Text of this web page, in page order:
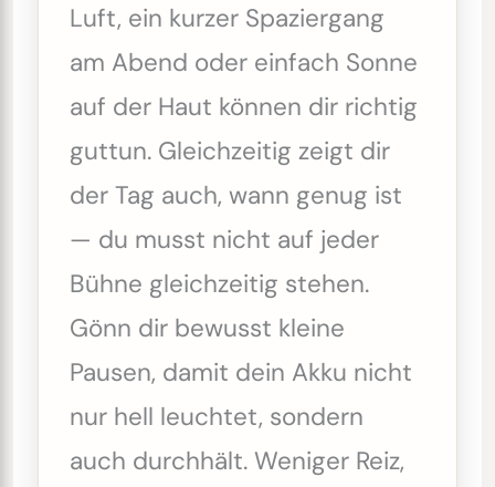
Luft, ein kurzer Spaziergang
am Abend oder einfach Sonne
auf der Haut können dir richtig
guttun. Gleichzeitig zeigt dir
der Tag auch, wann genug ist
— du musst nicht auf jeder
Bühne gleichzeitig stehen.
Gönn dir bewusst kleine
Pausen, damit dein Akku nicht
nur hell leuchtet, sondern
auch durchhält. Weniger Reiz,